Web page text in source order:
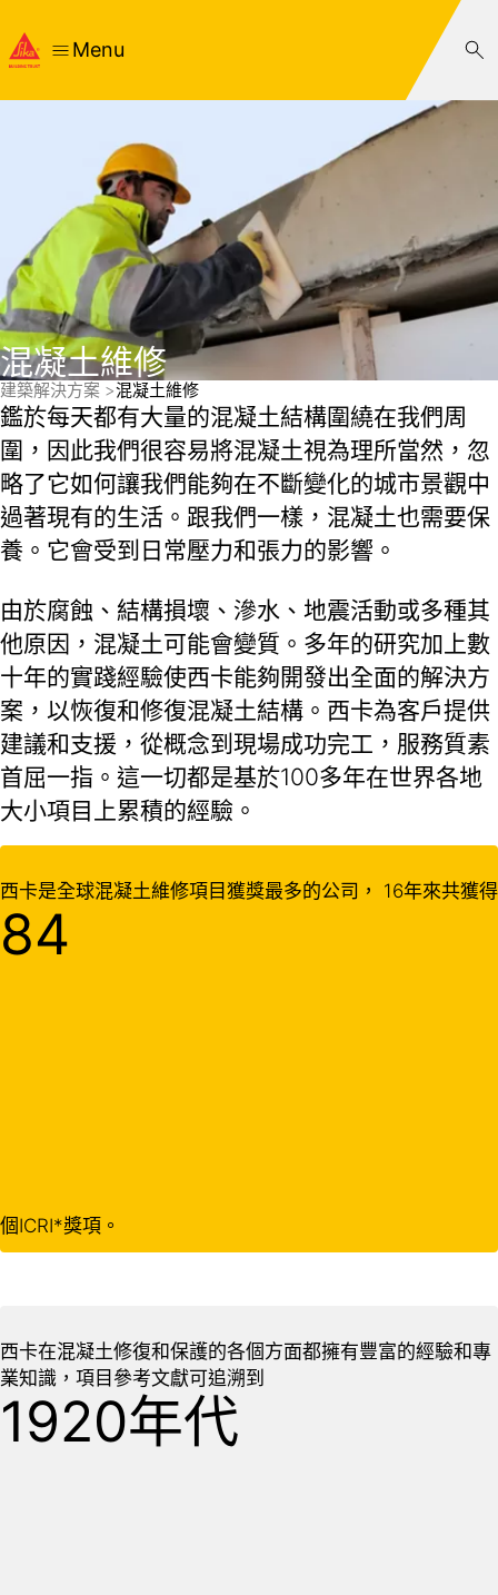
Menu
混凝土維修
建築解決方案 混凝土維修
鑑於每天都有大量的混凝土結構圍繞在我們周
圍，因此我們很容易將混凝土視為理所當然，忽
略了它如何讓我們能夠在不斷變化的城市景觀中
過著現有的生活。跟我們一樣，混凝土也需要保
養。它會受到日常壓力和張力的影響。
由於腐蝕、結構損壞、滲水、地震活動或多種其
他原因，混凝土可能會變質。多年的研究加上數
十年的實踐經驗使西卡能夠開發出全面的解決方
案，以恢復和修復混凝土結構。西卡為客戶提供
建議和支援，從概念到現場成功完工，服務質素
首屈一指。這一切都是基於100多年在世界各地
大小項目上累積的經驗。
西卡是全球混凝土維修項目獲獎最多的公司， 16年來共獲得
84
個ICRI*獎項。
西卡在混凝土修復和保護的各個方面都擁有豐富的經驗和專
業知識，項目參考文獻可追溯到
1920年代